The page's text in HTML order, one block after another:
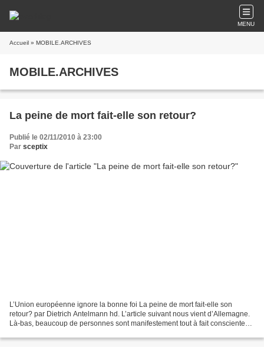
MENU
Accueil » MOBILE.ARCHIVES
MOBILE.ARCHIVES
La peine de mort fait-elle son retour?
Publié le 02/11/2010 à 23:00
Par sceptix
L’Union européenne ignore la bonne foi La peine de mort fait-elle son
retour? par Dietrich Antelmann hd. L’article suivant nous vient d’Allemagne.
Là-bas, beaucoup de personnes sont manifestement tout à fait conscientes